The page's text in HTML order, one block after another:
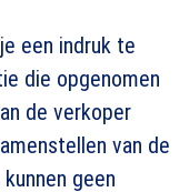
een indruk te
die opgenomen
de verkoper
van de
geen